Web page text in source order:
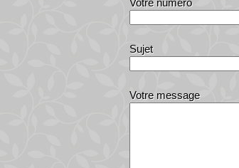
Votre numéro
Sujet
Votre message